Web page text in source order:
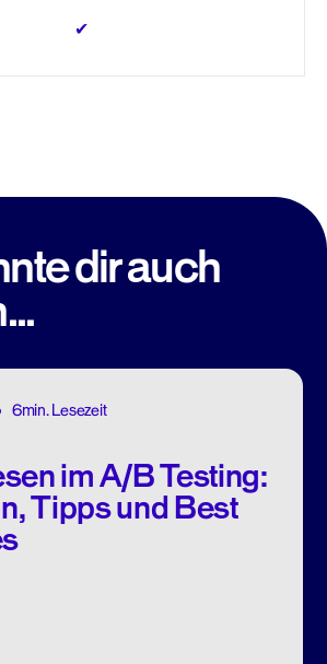
✔
dir auch
6min. Lesezeit
im A/B Testing:
Tipps und Best